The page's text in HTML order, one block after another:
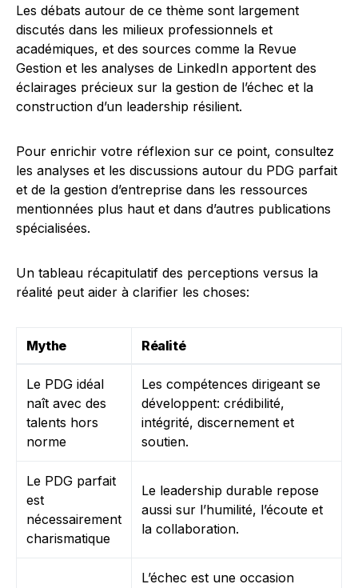
Les débats autour de ce thème sont largement
discutés dans les milieux professionnels et
académiques, et des sources comme la Revue
Gestion et les analyses de LinkedIn apportent des
éclairages précieux sur la gestion de l’échec et la
construction d’un leadership résilient.
Pour enrichir votre réflexion sur ce point, consultez
les analyses et les discussions autour du PDG parfait
et de la gestion d’entreprise dans les ressources
mentionnées plus haut et dans d’autres publications
spécialisées.
Un tableau récapitulatif des perceptions versus la
réalité peut aider à clarifier les choses:
Mythe Réalité
Le PDG idéal
naît avec des
talents hors
norme
Les compétences dirigeant se
développent: crédibilité,
intégrité, discernement et
soutien.
Le PDG parfait
est
nécessairement
charismatique
Le leadership durable repose
aussi sur l’humilité, l’écoute et
la collaboration.
L’échec est une occasion